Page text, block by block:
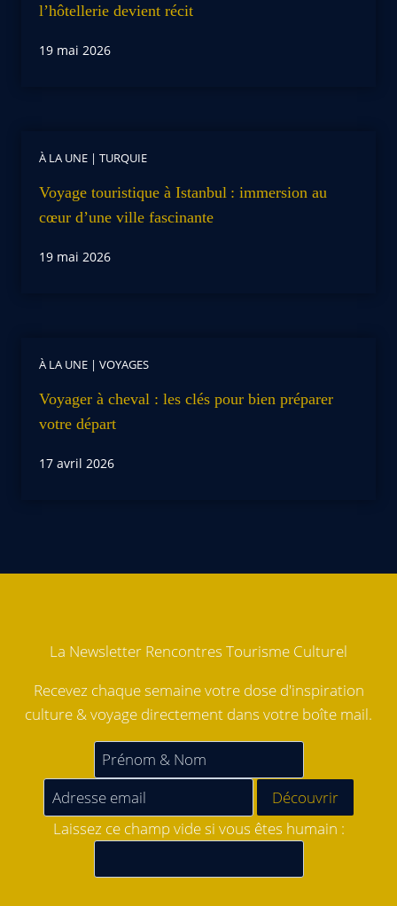
l’hôtellerie devient récit
19 mai 2026
À LA UNE | TURQUIE
Voyage touristique à Istanbul : immersion au
cœur d’une ville fascinante
19 mai 2026
À LA UNE | VOYAGES
Voyager à cheval : les clés pour bien préparer
votre départ
17 avril 2026
La Newsletter Rencontres Tourisme Culturel
Recevez chaque semaine votre dose d'inspiration
culture & voyage directement dans votre boîte mail.
Laissez ce champ vide si vous êtes humain :